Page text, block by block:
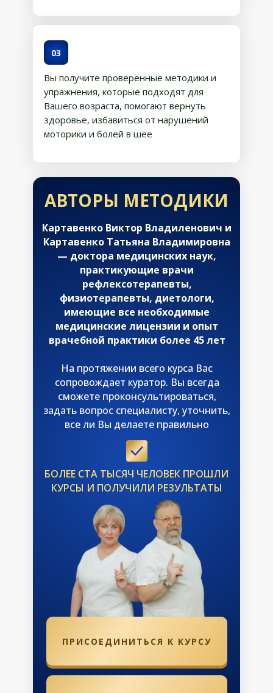
АВТОРЫ МЕТОДИКИ
Картавенко Виктор Владиленович и
Картавенко Татьяна Владимировна
— доктора медицинских наук,
практикующие врачи
рефлексотерапевты,
физиотерапевты, диетологи,
имеющие все необходимые
медицинские лицензии и опыт
врачебной практики более 45 лет
На протяжении всего курса Вас
сопровождает куратор. Вы всегда
сможете проконсультироваться,
задать вопрос специалисту, уточнить,
все ли Вы делаете правильно
БОЛЕЕ СТА ТЫСЯЧ ЧЕЛОВЕК ПРОШЛИ
КУРСЫ И ПОЛУЧИЛИ РЕЗУЛЬТАТЫ
ПРИСОЕДИНИТЬСЯ К КУРСУ
Вы получите проверенные методики и
упражнения, которые подходят для
Вашего возраста, помогают вернуть
здоровье, избавиться от нарушений
моторики и болей в шее
03
14 ДНЕЙ
ПАКЕТ
БАЗОВЫЙ
Модуль 1 Модуль 2
2